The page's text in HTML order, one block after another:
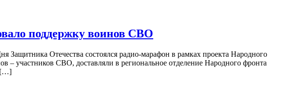
поддержку воинов СВО
Отечества состоялся радио-марафон в рамках проекта Народного
участников СВО, доставляли в региональное отделение Народного фронта
[…]